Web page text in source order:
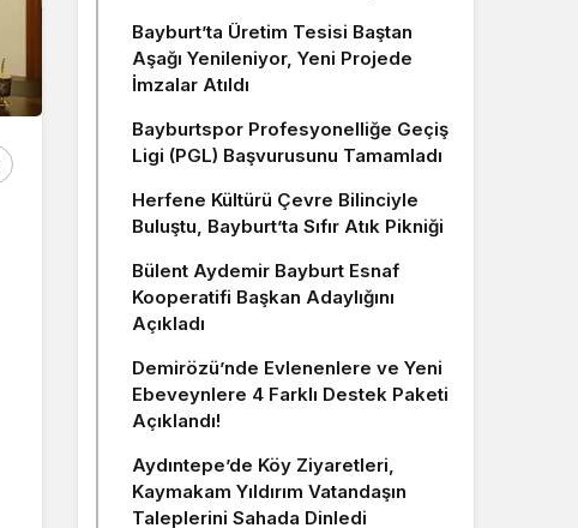
Bayburt’ta Üretim Tesisi Baştan
Aşağı Yenileniyor, Yeni Projede
İmzalar Atıldı
Bayburtspor Profesyonelliğe Geçiş
Ligi (PGL) Başvurusunu Tamamladı
Herfene Kültürü Çevre Bilinciyle
Buluştu, Bayburt’ta Sıfır Atık Pikniği
Bülent Aydemir Bayburt Esnaf
Kooperatifi Başkan Adaylığını
Açıkladı
Demirözü’nde Evlenenlere ve Yeni
Ebeveynlere 4 Farklı Destek Paketi
Açıklandı!
Aydıntepe’de Köy Ziyaretleri,
Kaymakam Yıldırım Vatandaşın
Taleplerini Sahada Dinledi